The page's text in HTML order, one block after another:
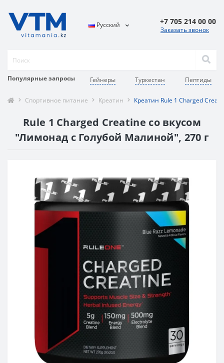
Популярные запросы Гейнеры Туркестан Пептиды
Русский +7 705 214 00 00
Заказать звонок
Спортивное питание Креатин Креатин Rule 1 Charged
Rule 1 Charged Creatine со вкусом
"Лимонад с Голубой Малиной", 270 г